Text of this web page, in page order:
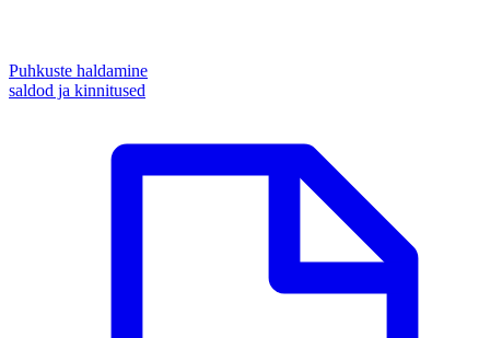
Puhkuste haldamine
saldod ja kinnitused